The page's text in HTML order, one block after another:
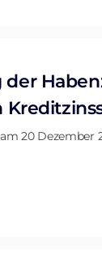
der
20 Dezember